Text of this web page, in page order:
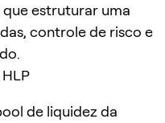
estruturar uma
controle de risco e
de liquidez da